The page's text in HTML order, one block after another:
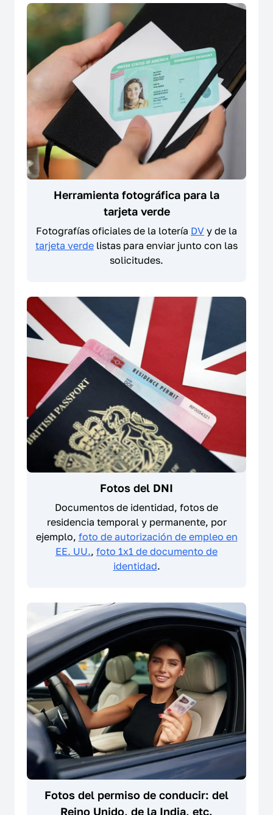
Herramienta fotográfica para la
tarjeta verde
Fotografías oficiales de la lotería DV y de la
tarjeta verde listas para enviar junto con las
solicitudes.
Fotos del DNI
Documentos de identidad, fotos de
residencia temporal y permanente, por
ejemplo, foto de autorización de empleo en
EE. UU., foto 1x1 de documento de
identidad.
Fotos del permiso de conducir: del
Reino Unido, de la India, etc.